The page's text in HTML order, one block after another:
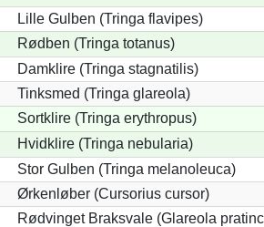
Lille Gulben (Tringa flavipes)
Rødben (Tringa totanus)
Damklire (Tringa stagnatilis)
Tinksmed (Tringa glareola)
Sortklire (Tringa erythropus)
Hvidklire (Tringa nebularia)
Stor Gulben (Tringa melanoleuca)
Ørkenløber (Cursorius cursor)
Rødvinget Braksvale (Glareola